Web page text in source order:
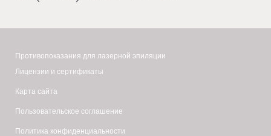
Противопоказания для лазерной эпиляции
Лицензии и сертификаты
Карта сайта
Пользовательское соглашение
Политика конфиденциальности